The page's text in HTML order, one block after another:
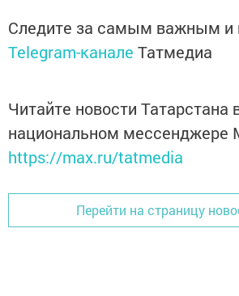
Следите за самым важным и
Telegram-канале Татмедиа
Читайте новости Татарстана
национальном мессенджере
https://max.ru/tatmedia
Перейти на страницу